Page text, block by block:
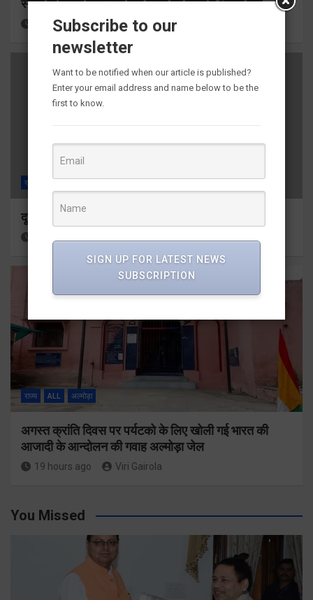
स्नान के दौरान कांवडिया तेज बहाव की चपेट में आकर बहा
18 hours ago Viri Gairola
राज्य
दून मेडिकल कॉलेज इमरजेंसी में दो गुटों में मारपीट
राज्य ALL अल्मोड़ा
अगस्त क्रांति दिवस पर पर्यटको के लिए खोली गई भारत की
आजादी के आन्दोलन की गवाह अल्मोड़ा जेल
19 hours ago Viri Gairola
You Missed
Subscribe to our
newsletter
Want to be notified when our article is published?
Enter your email address and name below to be the
first to know.
SIGN UP FOR LATEST NEWS
SUBSCRIPTION